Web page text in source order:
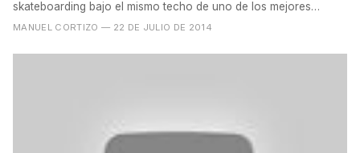
skateboarding bajo el mismo techo de uno de los mejores
skateparks...
MANUEL CORTIZO — 22 DE JULIO DE 2014